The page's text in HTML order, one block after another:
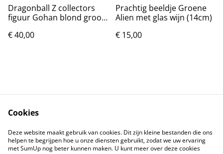
Dragonball Z collectors
figuur Gohan blond groot
€ 40,00
Prachtig beeldje Groene
Alien met glas wijn (14cm)
€ 15,00
Contact
Voorwaarden
Privacybeleid
Cookiebeleid
Cookies
Deze website maakt gebruik van cookies. Dit zijn kleine bestanden die ons
helpen te begrijpen hoe u onze diensten gebruikt, zodat we uw ervaring
met SumUp nog beter kunnen maken. U kunt meer over deze cookies